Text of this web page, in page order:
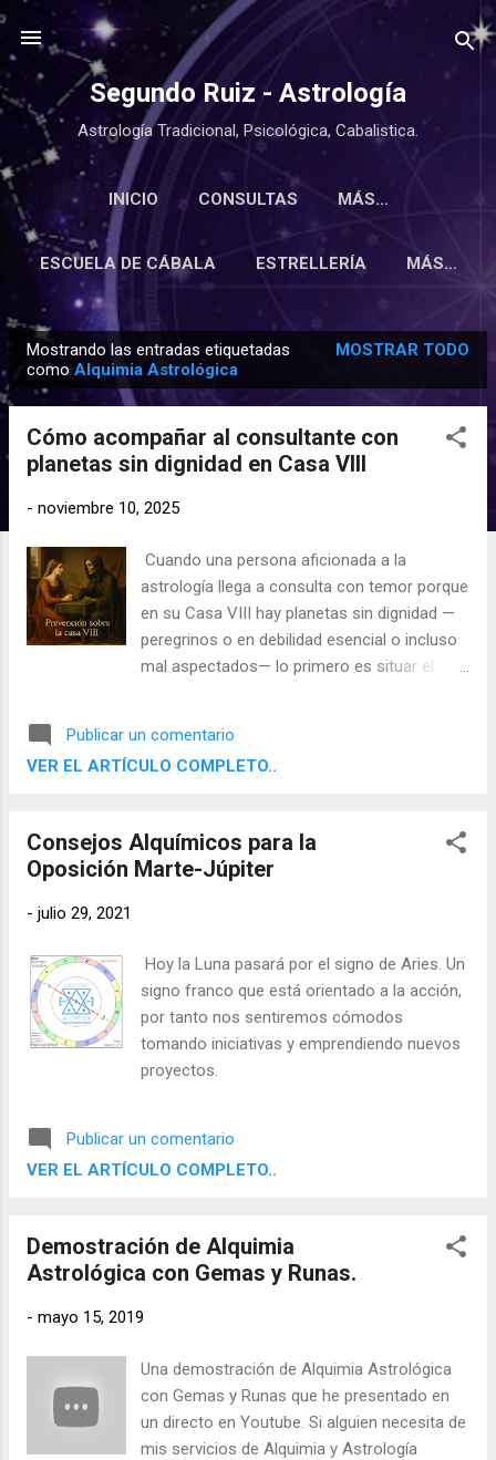
Ir al contenido principal
Segundo Ruiz - Astrología
Astrología Tradicional, Psicológica, Cabalistica.
INICIO CONSULTAS MÁS…
ESCUELA DE CÁBALA ESTRELLERÍA MÁS…
n
Mostrando las entradas etiquetadas
comoAlquimia Astrológica
MOSTRAR TODO
Cómo acompañar al consultante con
planetas sin dignidad en Casa VIII
- noviembre 10, 2025
Cuando una persona aficionada a la
astrología llega a consulta con temor porque
en su Casa VIII hay planetas sin dignidad —
peregrinos o en debilidad esencial o incluso
mal aspectados— lo primero es situar el
muerte y, por derivación, de miedos, deudas,
herencias y del dinero de otras personas. No
territorio serio de pérdidas, balances con lo
ajeno y finitud. En ese paisaje, los planetas
inquietud, dependencia financiera o disputas
por legados; los bien dispuestos mitigan el
riesgo de muerte prematura y facilitan
acuerdos financieros. Conviene explicarlo
con sobriedad: los planetas inclinan, no
Publicar un comentario
VER EL ARTÍCULO COMPLETO..
Consejos Alquímicos para la
Oposición Marte-Júpiter
- julio 29, 2021
Hoy la Luna pasará por el signo de Aries. Un
signo franco que está orientado a la acción,
por tanto nos sentiremos cómodos
tomando iniciativas y emprendiendo nuevos
proyectos.
Publicar un comentario
VER EL ARTÍCULO COMPLETO..
Demostración de Alquimia
Astrológica con Gemas y Runas.
- mayo 15, 2019
Una demostración de Alquimia Astrológica
con Gemas y Runas que he presentado en
un directo en Youtube. Si alguien necesita de
mis servicios de Alquimia y Astrología